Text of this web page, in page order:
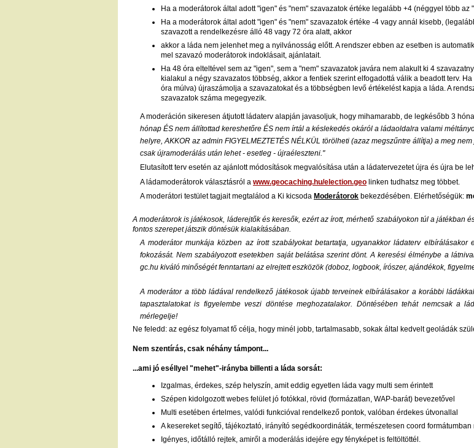
Ha a moderátorok által adott "igen" és "nem" szavazatok értéke legalább +4 (néggyel több
Ha a moderátorok által adott "igen" és "nem" szavazatok értéke -4 vagy annál kisebb,
szavazotta rendelkezésre álló 48 vagy 72 óra alatt, akkor
akkor a láda nem jelenhet meg a nyilvánosság előtt. A rendszer ebben az esetben is
mel szavazó moderátorok indoklásait, ajánlatait.
Ha 48 óra elteltével sem az "igen", sem a "nem" szavazatok javára nem alakult ki 4
kialakul a négy szavazatos többség, akkor a fentiek szerint elfogadottá válik a beadott terv.
óra múlva) újraszámolja a szavazatokat és a többségben levő értékelést kapja a láda. A
szavazatok száma megegyezik.
A moderáción sikeresen átjutott ládaterv alapján javasoljuk, hogy mihamarabb, de legkésőbb 3
hónap ÉS nem állítottad kereshetőre ÉS nem írtál a késlekedés okáról a ládaoldalra valami
helyre, AKKOR az admin FIGYELMEZTETÉS NÉLKÜL törölheti (azaz megszűntre állítja) a meg
csak újramoderálás után lehet - esetleg - újraéleszteni."
Elutasított terv esetén az ajánlott módosítások megvalósítása után a ládatervezetet újra és újra be
A ládamoderátorok választásról a www.geocaching.hu/election.geo linken tudhatsz meg többet.
A moderátori testület tagjait megtalálod a Ki kicsoda Moderátorok bekezdésében. Elérhetőségük:
A moderátorok is játékosok, láderejtők és keresők, ezért az írott, mérhető szabályokon túl a játékban
fontos szerepet játszik döntésük kialakításában.
A moderátor munkája közben az írott szabályokat betartatja, ugyanakkor ládaterv
fokozását. Nem szabályozott esetekben saját belátása szerint dönt. A keresési élménybe a
gc.hu kiváló minőségét fenntartani az elrejtett eszközök (doboz, logbook, írószer, ajándékok,
A moderátor a több ládával rendelkező játékosok újabb terveinek elbírálásakor a korábbi
tapasztalatokat is figyelembe veszi döntése meghozatalakor. Döntésében tehát nemcsak a
mérlegelje!
Ne feledd: az egész folyamat fő célja, hogy minél jobb, tartalmasabb, sokak által kedvelt geoládák
Nem szentírás, csak néhány támpont...
...ami jó eséllyel "mehet"-irányba billenti a láda sorsát:
Izgalmas, érdekes, szép helyszín, amit eddig egyetlen láda vagy multi sem érintett
Szépen kidolgozott webes felület jó fotókkal, rövid (formázatlan, WAP-barát) bevezetővel
Multi esetében értelmes, valódi funkcióval rendelkező pontok, valóban érdekes útvonallal
A kesereket segítő, tájékoztató, irányító segédkoordináták, természetesen coord formátumban
Igényes, időtálló rejtek, amiről a moderálás idejére egy fényképet is feltöltöttél.